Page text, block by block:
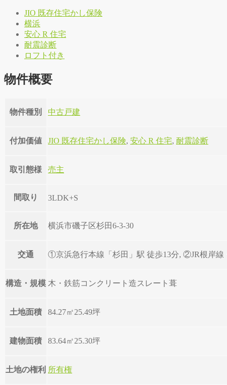
JIO 既存住宅かし保険
横浜
安心 R 住宅
耐震診断
ロフト付き
物件概要
物件種別 中古戸建
付加価値 JIO 既存住宅かし保険, 安心 R 住宅, 耐震診断
取引態様 売主
間取り 3LDK+S
所在地 横浜市磯子区杉田6-3-30
交通 ①京浜急行本線「杉田」駅 徒歩13分, ②JR根岸線
構造・規模 木・鉄筋コンクリート造スレート葺
土地面積 84.27㎡25.49坪
建物面積 83.64㎡25.30坪
土地の権利 所有権